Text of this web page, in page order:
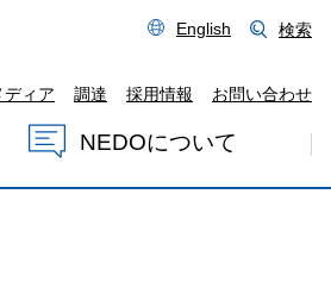
English 検索
ディア 調達 採用情報 お問い合わせ
NEDOについて